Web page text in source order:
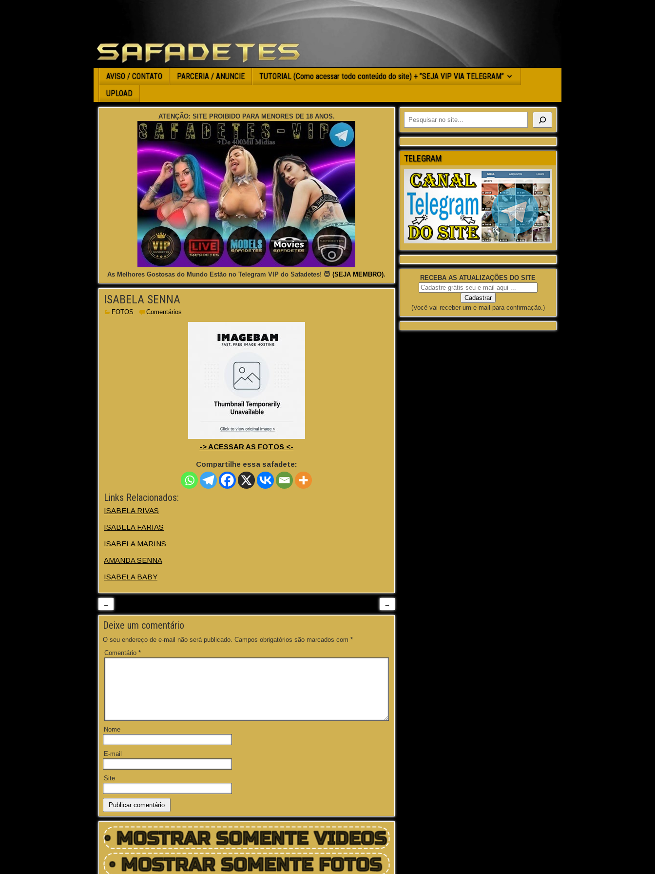
AVISO / CONTATO PARCERIA / ANUNCIE
TUTORIAL (Como acessar todo conteúdo do site) + ”SEJA VIP VIA TELEGRAM”
UPLOAD
ATENÇÃO: SITE PROIBIDO PARA MENORES DE 18 ANOS.
As Melhores Gostosas do Mundo Estão no Telegram VIP do Safadetes! 😈(SEJA MEMBRO).
ISABELA SENNA
FOTOS Comentários
-> ACESSAR AS FOTOS <-
Compartilhe essa safadete:
Links Relacionados:
ISABELA RIVAS
ISABELA FARIAS
ISABELA MARINS
AMANDA SENNA
ISABELA BABY
← →
Deixe um comentário
O seu endereço de e-mail não será publicado. Campos obrigatórios são marcados com *
Comentário *
Nome
E-mail
Site
TELEGRAM
RECEBA AS ATUALIZAÇÕES DO SITE
(Você vai receber um e-mail para confirmação.)